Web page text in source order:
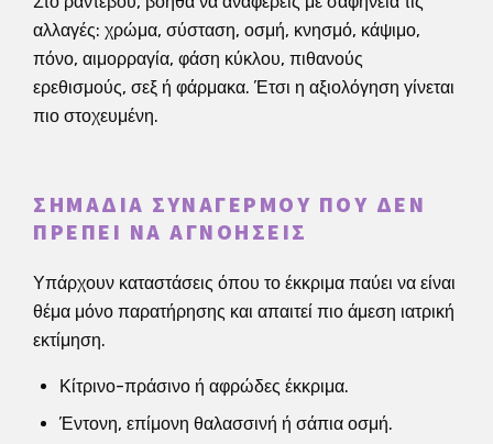
αλλαγές: χρώμα, σύσταση, οσμή, κνησμό, κάψιμο,
πόνο, αιμορραγία, φάση κύκλου, πιθανούς
ερεθισμούς, σεξ ή φάρμακα. Έτσι η αξιολόγηση γίνεται
πιο στοχευμένη.
ΣΗΜΆΔΙΑ ΣΥΝΑΓΕΡΜΟΎ ΠΟΥ ΔΕΝ
ΠΡΈΠΕΙ ΝΑ ΑΓΝΟΉΣΕΙΣ
Υπάρχουν καταστάσεις όπου το έκκριμα παύει να είναι
θέμα μόνο παρατήρησης και απαιτεί πιο άμεση ιατρική
εκτίμηση.
Κίτρινο-πράσινο ή αφρώδες έκκριμα.
Έντονη, επίμονη θαλασσινή ή σάπια οσμή.